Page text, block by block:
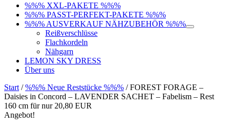
%%% XXL-PAKETE %%%
%%% PASST-PERFEKT-PAKETE %%%
%%% AUSVERKAUF NÄHZUBEHÖR %%%
Reißverschlüsse
Flachkordeln
Nähgarn
LEMON SKY DRESS
Über uns
Start /%%% Neue Reststücke %%% / FOREST FORAGE –
Daisies in Concord – LAVENDER SACHET – Fabelism – Rest
160 cm für nur 20,80 EUR
Angebot!